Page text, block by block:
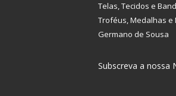
Telas, Tecidos e
Troféus, Medalhas e
Germano de Sousa
Subscreva a nossa